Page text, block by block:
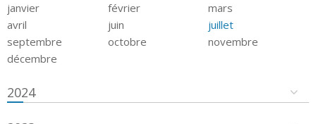
janvier février
mars
avril
juin
juillet
septembre
octobre
novembre
décembre
2024